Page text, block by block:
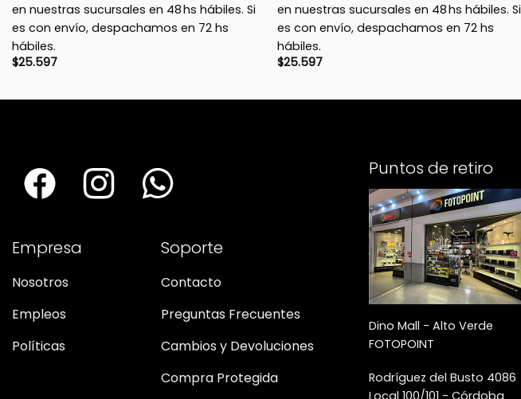
en nuestras sucursales en 48 hs hábiles. Si
es con envío, despachamos en 72 hs
hábiles.
$25.597
en nuestras sucursales en 48 hs hábiles. Si
es con envío, despachamos en 72 hs
hábiles.
$25.597
Empresa
Nosotros
Empleos
Políticas
Soporte
Contacto
Preguntas Frecuentes
Cambios y Devoluciones
Compra Protegida
Puntos de retiro
Dino Mall - Alto Verde
FOTOPOINT
Rodríguez del Busto 4086